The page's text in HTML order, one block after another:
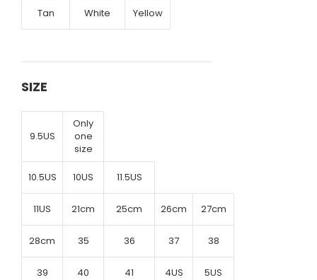
Tan White Yellow
SIZE
9.5US
Only
one
size
10.5US 10US 11.5US
11US 21cm 25cm 26cm 27cm
28cm 35 36 37 38
39 40 41 4US 5US